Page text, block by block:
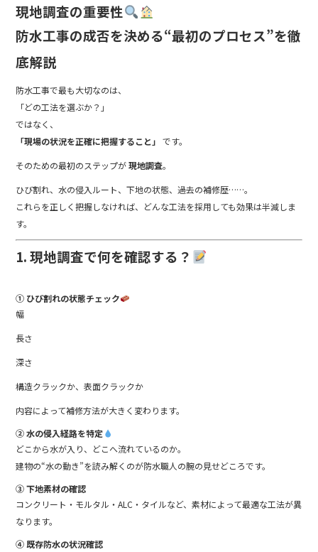
現地調査の重要性
防水工事の成否を決める“最初のプロセス”を徹
底解説
防水工事で最も大切なのは、
「どの工法を選ぶか？」
ではなく、
「現場の状況を正確に把握すること」 です。
そのための最初のステップが現地調査。
ひび割れ、水の侵入ルート、下地の状態、過去の補修歴……。
これらを正しく把握しなければ、どんな工法を採用しても効果は半減しま
す。
1. 現地調査で何を確認する？
① ひび割れの状態チェック
幅
長さ
深さ
構造クラックか、表面クラックか
内容によって補修方法が大きく変わります。
② 水の侵入経路を特定
どこから水が入り、どこへ流れているのか。
建物の“水の動き”を読み解くのが防水職人の腕の見せどころです。
③ 下地素材の確認
コンクリート・モルタル・ALC・タイルなど、素材によって最適な工法が異
なります。
④ 既存防水の状況確認